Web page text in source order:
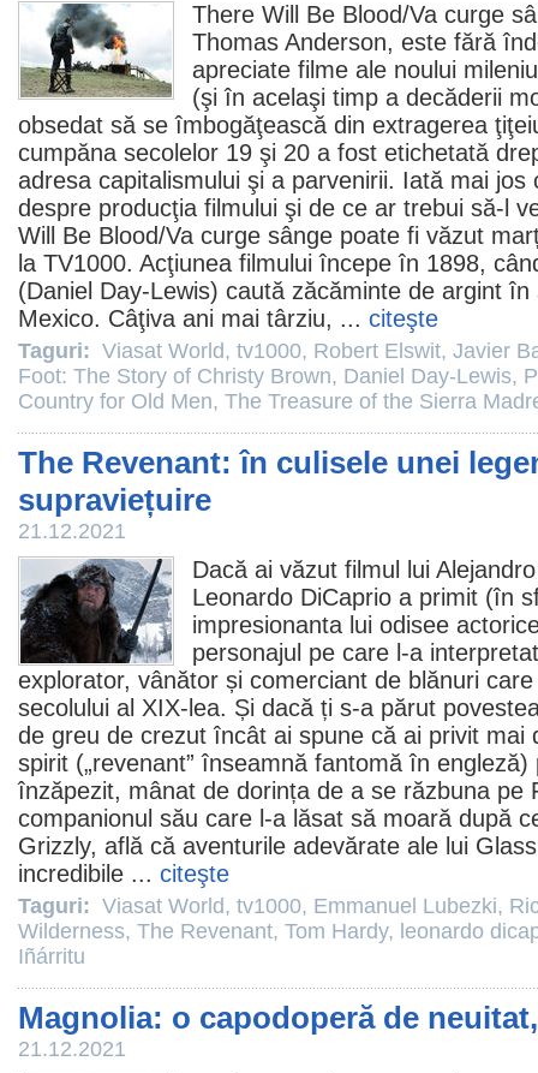
There Will Be Blood/Va curge
Thomas Anderson, este fără
apreciate filme ale noului
(şi în acelaşi timp a decăderii
obsedat să se îmbogăţească din extragerea
cumpăna secolelor 19 şi 20 a fost etichetată
adresa capitalismului şi a parvenirii. Iată mai jos
despre producţia filmului şi de ce ar trebui să-l
Will Be Blood/Va curge sânge poate fi văzut
la TV1000. Acţiunea filmului începe în 1898,
(Daniel Day-Lewis) caută zăcăminte de argint în
Mexico. Câţiva ani mai târziu, ... citeşte
Taguri: Viasat World, tv1000, Robert Elswit, Javier
Foot: The Story of Christy Brown, Daniel Day-Lewis,
Country for Old Men, The Treasure of the Sierra
The Revenant: în culisele unei
supraviețuire
21.12.2021
Dacă ai văzut filmul
lui
Leonardo DiCaprio a primit (în
impresionanta lui odisee
personajul pe care l-a
explorator, vânător și comerciant de blănuri
secolului al XIX-lea. Și dacă ți s-a părut
de greu de crezut încât ai spune că ai privit mai
spirit („revenant” înseamnă fantomă în
înzăpezit, mânat de dorința de a se răzbuna pe
companionul său care l-a lăsat să moară după
Grizzly, află că aventurile adevărate ale lui
incredibile ... citeşte
Taguri: Viasat World, tv1000, Emmanuel Lubezki,
Wilderness, The Revenant, Tom Hardy, leonardo
Iñárritu
Magnolia: o capodoperă de
21.12.2021